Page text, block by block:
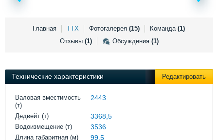
Личности
Форум
Отзывы
Главная ТТХ Фотогалерея (15) Команда (1)
Отзывы (1) Обсуждения (1)
Технические характеристики Редактировать
Валовая вместимость
(т)
2443
Дедвейт (т) 3368,5
Водоизмещение (т) 3536
Длина габаритная (м) 99,5